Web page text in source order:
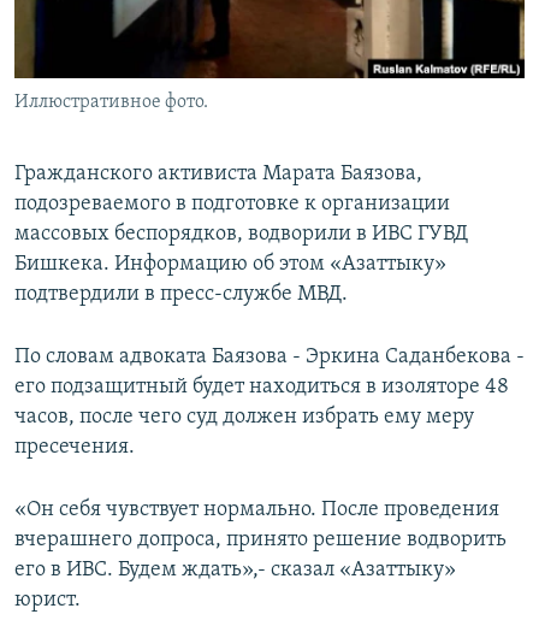
Иллюстративное фото.
Гражданского активиста Марата Баязова,
подозреваемого в подготовке к организации
массовых беспорядков, водворили в ИВС ГУВД
Бишкека. Информацию об этом «Азаттыку»
подтвердили в пресс-службе МВД.
По словам адвоката Баязова - Эркина Саданбекова -
его подзащитный будет находиться в изоляторе 48
часов, после чего суд должен избрать ему меру
пресечения.
«Он себя чувствует нормально. После проведения
вчерашнего допроса, принято решение водворить
его в ИВС. Будем ждать»,- сказал «Азаттыку»
юрист.